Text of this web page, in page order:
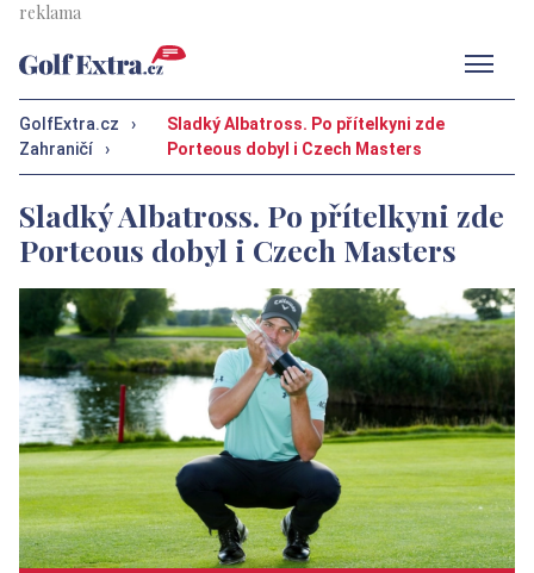
GolfExtra.cz
›
Zahraničí
›
Sladký Albatross. Po přítelkyni zde
Porteous dobyl i Czech Masters
Sladký Albatross. Po přítelkyni zde
Porteous dobyl i Czech Masters